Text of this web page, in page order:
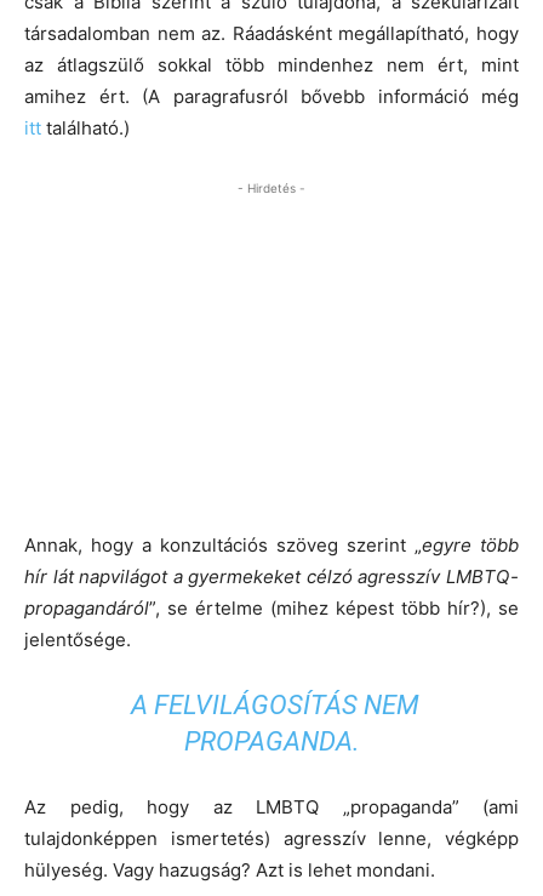
társadalomban nem az. Ráadásként megállapítható, hogy
az átlagszülő sokkal több mindenhez nem ért, mint
amihez ért. (A paragrafusról bővebb információ még
itt található.)
- Hirdetés -
Annak, hogy a konzultációs szöveg szerint „egyre több
hír lát napvilágot a gyermekeket célzó agresszív LMBTQ-
propagandáról”, se értelme (mihez képest több hír?), se
jelentősége.
A FELVILÁGOSÍTÁS NEM
PROPAGANDA.
Az pedig, hogy az LMBTQ „propaganda” (ami
tulajdonképpen ismertetés) agresszív lenne, végképp
hülyeség. Vagy hazugság? Azt is lehet mondani.